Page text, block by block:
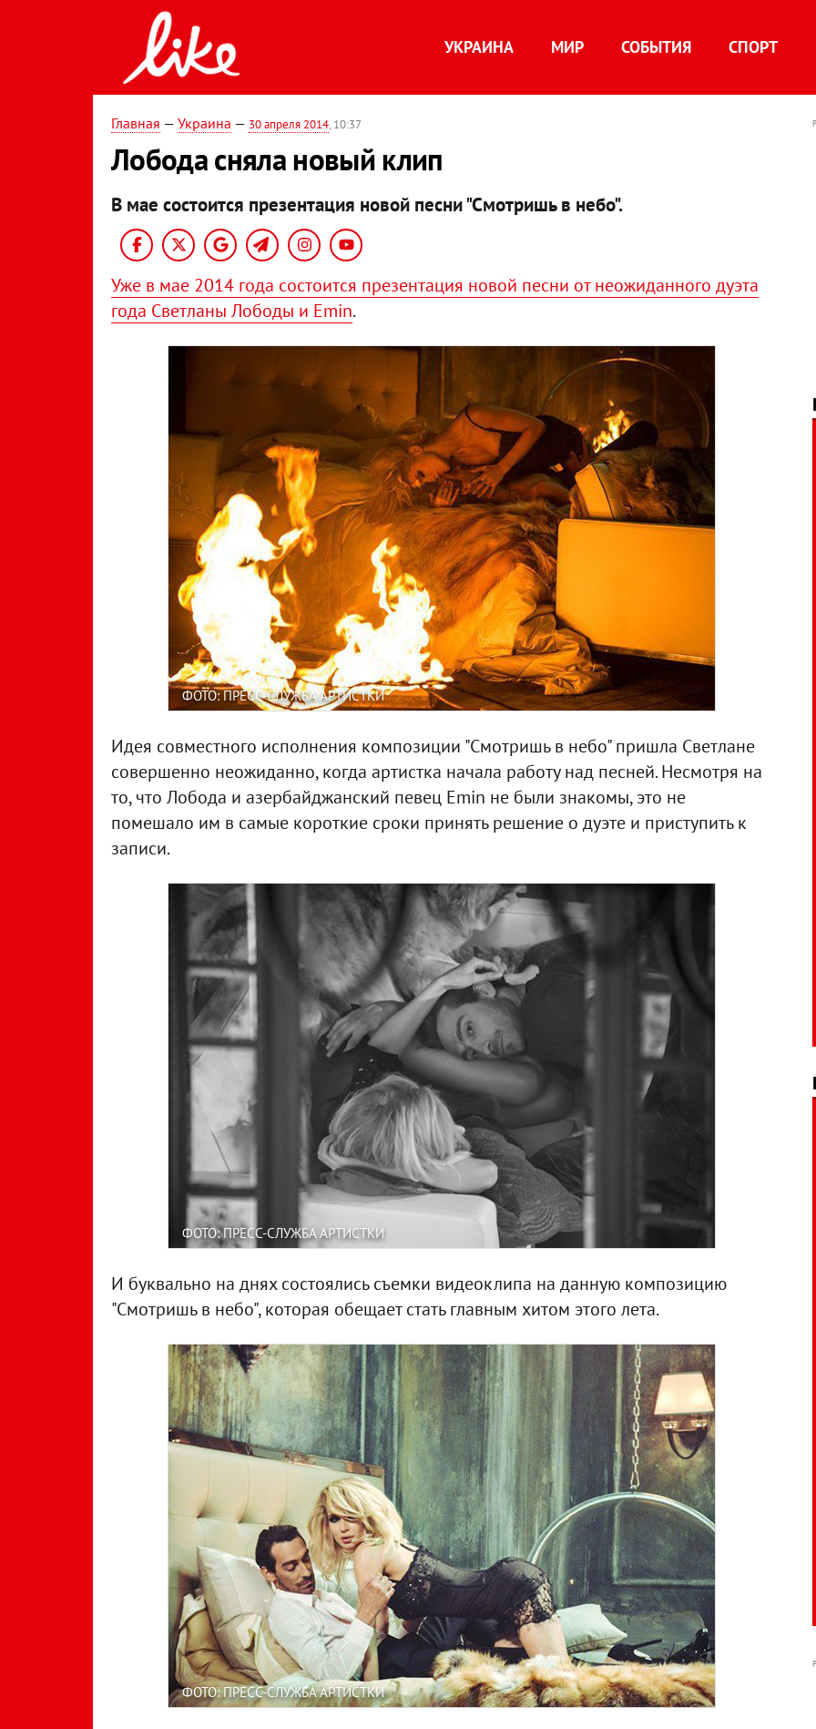
УКРАИНА МИР СОБЫТИЯ СПОРТ
Главная — Украина — 30 апреля 2014, 10:37
Лобода сняла новый клип
В мае состоится презентация новой песни "Смотришь в небо".
Уже в мае 2014 года состоится презентация новой песни от неожиданного дуэта
года Светланы Лободы и Emin.
ФОТО: ПРЕСС-СЛУЖБА АРТИСТКИ
Идея совместного исполнения композиции "Смотришь в небо" пришла Светлане
совершенно неожиданно, когда артистка начала работу над песней. Несмотря на
то, что Лобода и азербайджанский певец Emin не были знакомы, это не
помешало им в самые короткие сроки принять решение о дуэте и приступить к
записи.
ФОТО: ПРЕСС-СЛУЖБА АРТИСТКИ
И буквально на днях состоялись съемки видеоклипа на данную композицию
"Смотришь в небо", которая обещает стать главным хитом этого лета.
ФОТО: ПРЕСС-СЛУЖБА АРТИСТКИ